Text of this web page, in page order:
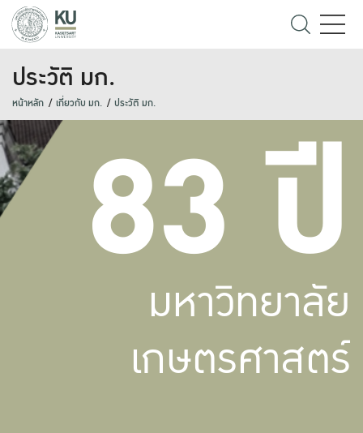
ประวัติ มก.
หน้าหลัก เกี่ยวกับ มก. ประวัติ มก.
83 ปี
มหาวิทยาลัย
เกษตรศาสตร์